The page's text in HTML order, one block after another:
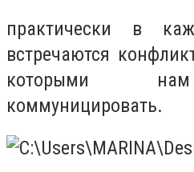
практически в
встречаются
которыми
коммуницировать.